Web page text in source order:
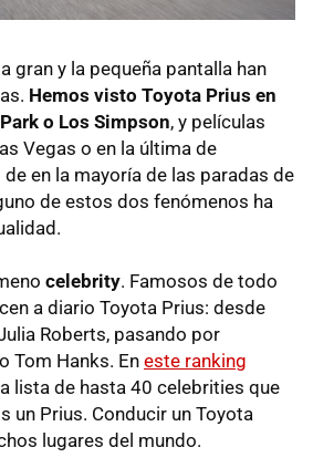
gran y la pequeña pantalla han
Hemos visto Toyota Prius en
o Los Simpson, y películas
Vegas o en la última de
en la mayoría de las paradas de
de estos dos fenómenos ha
celebrity. Famosos de todo
a diario Toyota Prius: desde
Roberts, pasando por
Tom Hanks. En este ranking
lista de hasta 40 celebrities que
un Prius. Conducir un Toyota
lugares del mundo.